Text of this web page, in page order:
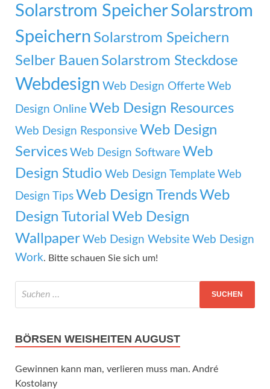
Solarstrom SpeicherSolarstrom
Speichern Solarstrom Speichern
Selber Bauen Solarstrom Steckdose
Webdesign Web Design Offerte Web
Design Online Web Design Resources
Web Design Responsive Web Design
Services Web Design Software Web
Design Studio Web Design Template Web
Design Tips Web Design TrendsWeb
Design Tutorial Web Design
Wallpaper Web Design Website Web Design
Work. Bitte schauen Sie sich um!
BÖRSEN WEISHEITEN AUGUST
Gewinnen kann man, verlieren muss man. André
Kostolany